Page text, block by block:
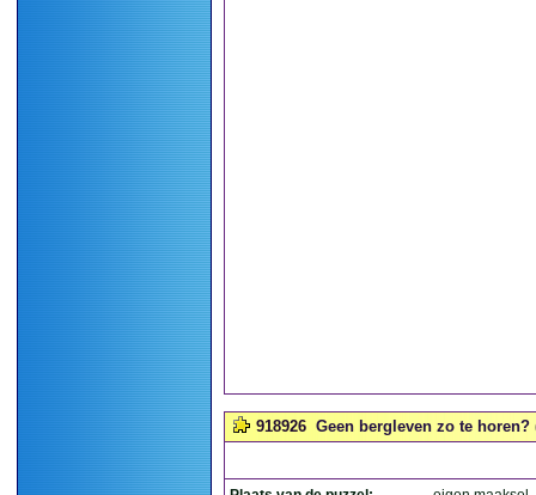
918926 Geen bergleven zo te horen?